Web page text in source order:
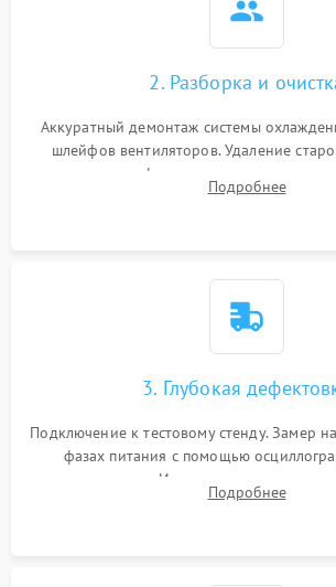
2. Разборка и
Аккуратный демонтаж системы
шлейфов вентиляторов. Удаление
кристалла графического чипа и
памяти и зоны VRM. Очистка платы от
Подробнее
3. Глубокая
Подключение к тестовому стенду. Замер
фазах питания с помощью
инициализации. Использование
MATS
Подробнее